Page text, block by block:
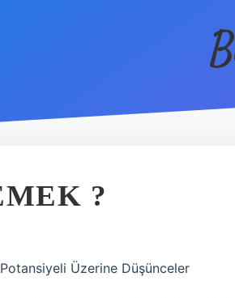
?
Üzerine Düşünceler